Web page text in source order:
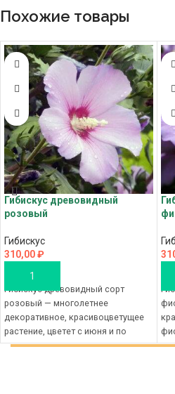
Похожие товары
Гибискус древовидный
розовый
Гибискус
310,00₽
В КОРЗИНУ
Гибискус древовидный сорт
розовый — многолетнее
декоративное, красивоцветущее
растение, цветет с июня и по
сентябрь. Цветки крупные в